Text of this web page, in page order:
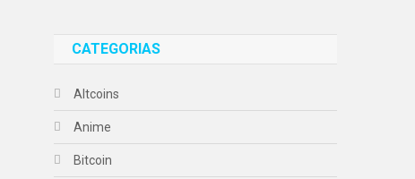
CATEGORIAS
Altcoins
Anime
Bitcoin